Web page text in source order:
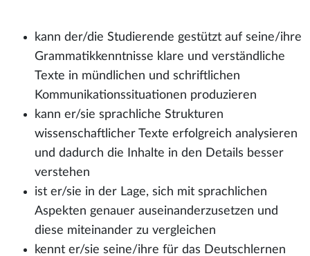
kann der/die Studierende gestützt auf seine/ihre
Grammatikkenntnisse klare und verständliche
Texte in mündlichen und schriftlichen
Kommunikationssituationen produzieren
kann er/sie sprachliche Strukturen
wissenschaftlicher Texte erfolgreich analysieren
und dadurch die Inhalte in den Details besser
verstehen
ist er/sie in der Lage, sich mit sprachlichen
Aspekten genauer auseinanderzusetzen und
diese miteinander zu vergleichen
kennt er/sie seine/ihre für das Deutschlernen